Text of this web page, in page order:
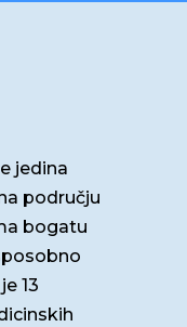
jedina
području
bogatu
13